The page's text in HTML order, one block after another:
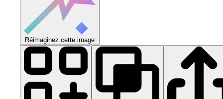
Réimaginez cette image